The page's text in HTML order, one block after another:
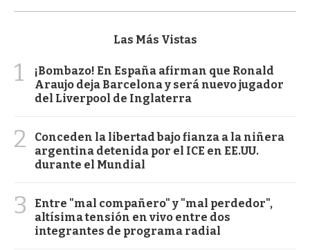
Las Más Vistas
1
¡Bombazo! En España afirman que Ronald
Araujo deja Barcelona y será nuevo jugador
del Liverpool de Inglaterra
2
Conceden la libertad bajo fianza a la niñera
argentina detenida por el ICE en EE.UU.
durante el Mundial
3
Entre "mal compañero" y "mal perdedor",
altísima tensión en vivo entre dos
integrantes de programa radial